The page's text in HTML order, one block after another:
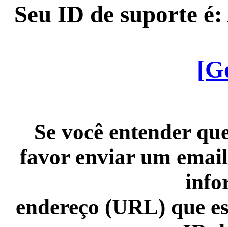
Seu ID de suporte
Se você entender
favor enviar um
endereço (URL) que